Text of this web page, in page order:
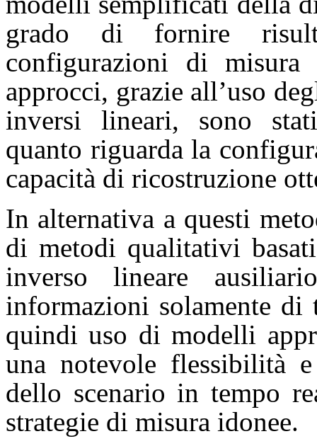
grado di fornire
configurazioni di misura
approcci, grazie all’uso
inversi lineari, sono
quanto riguarda la
capacità di ricostruzione
In alternativa a questi
di metodi qualitativi
inverso lineare
informazioni solamente
quindi uso di modelli
una notevole flessibilità
dello scenario in tempo
strategie di misura idonee.